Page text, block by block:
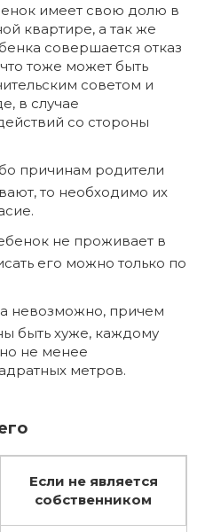
имеет свою долю в
квартире, а так же
совершается отказ
тоже может быть
советом и
в случае
со стороны
причинам родители
то необходимо их
не проживает в
его можно только по
невозможно, причем
быть хуже, каждому
не менее
метров.
Если не является
собственником